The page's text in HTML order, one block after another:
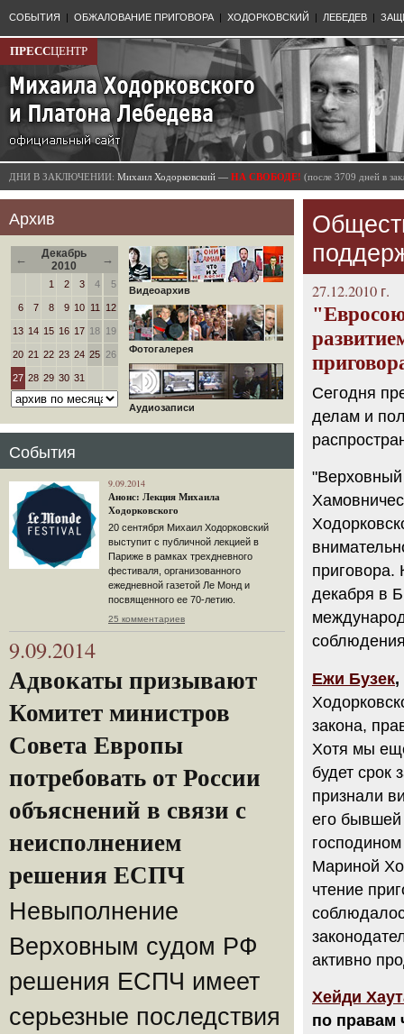
СОБЫТИЯ | ОБЖАЛОВАНИЕ ПРИГОВОРА | ХОДОРКОВСКИЙ | ЛЕБЕДЕВ |
ПРЕССЦЕНТР
ДНИ В ЗАКЛЮЧЕНИИ: Михаил Ходорковский — НА СВОБОДЕ! (после 3709 дней в
Архив
←
Декабрь
2010
→
1 2 3 4 5
6 7 8 9 10 11 12
13 14 15 16 17 18 19
20 21 22 23 24 25 26
27 28 29 30 31
Видеоархив
Фотогалерея
Аудиозаписи
События
9.09.2014
Анонс: Лекция Михаила
Ходорковского
20 сентября Михаил Ходорковский
выступит с публичной лекцией в
Париже в рамках трехдневного
фестиваля, организованного
ежедневной газетой Ле Монд и
посвященного ее 70-летию.
25 комментариев
9.09.2014
Адвокаты призывают
Комитет министров
Совета Европы
потребовать от России
объяснений в связи с
неисполнением
решения ЕСПЧ
Невыполнение
Верховным судом РФ
решения ЕСПЧ имеет
серьезные последствия
27.12.2010 г.
Сегодня
делам и
"Верховный
приговора.
декабря в
Ежи Бузек,
закона,
Хотя мы
будет срок
признали
его
Мариной
чтение
активно
Хейди
по правам